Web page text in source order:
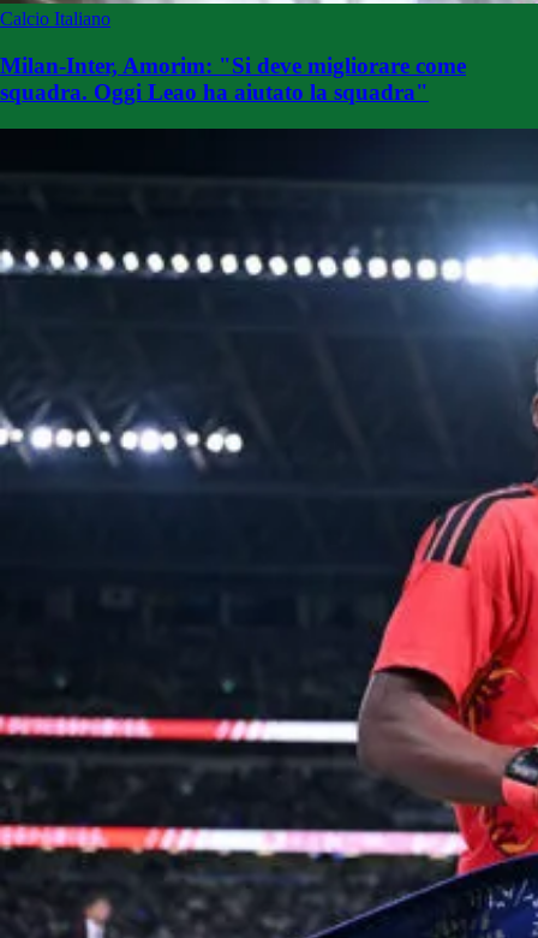
Calcio Italiano
Milan-Inter, Amorim: "Si deve migliorare come
squadra. Oggi Leao ha aiutato la squadra"